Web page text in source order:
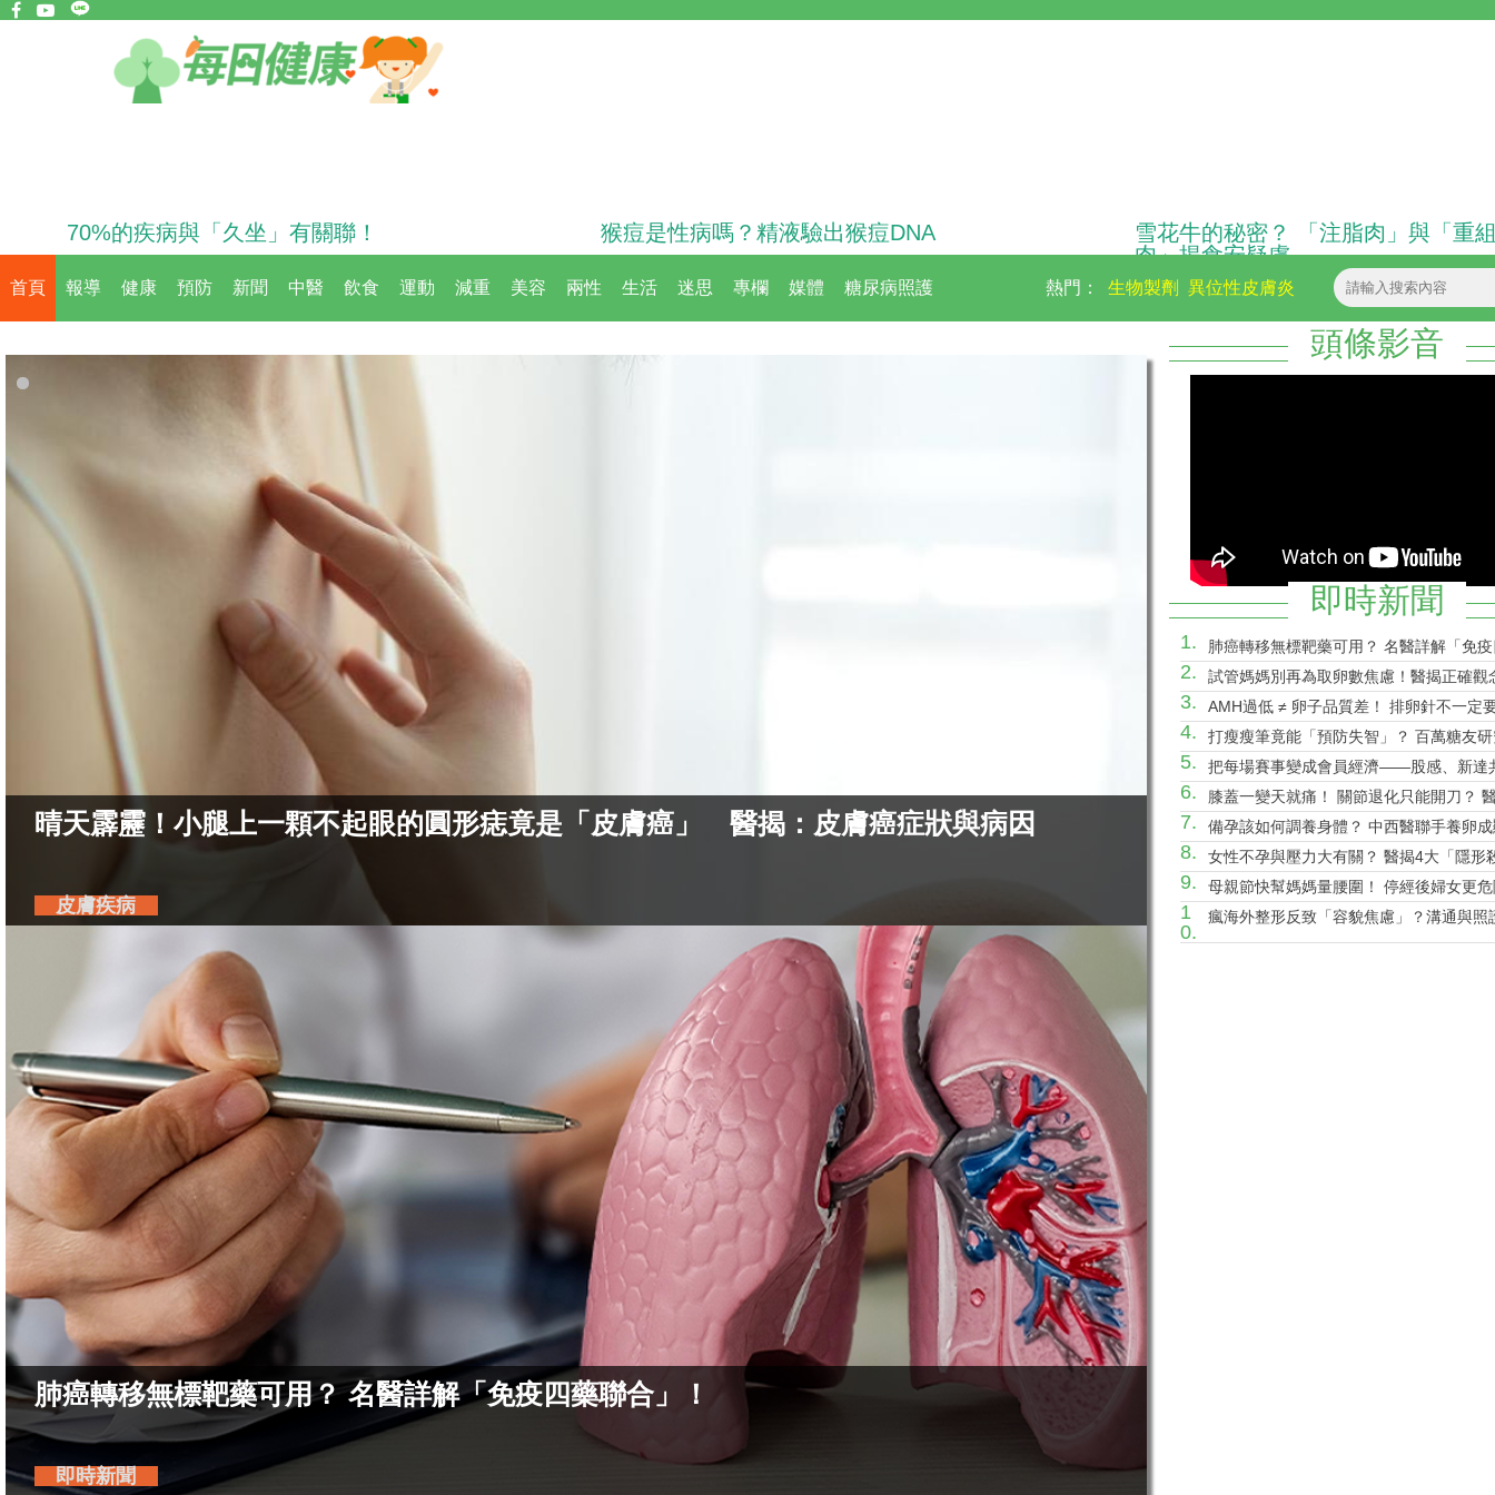
70%的疾病與「久坐」有關聯！ 猴痘是性病嗎？精液驗出猴痘DNA
雪花牛的秘密？ 「注脂肉」與「重
肉」揭食安疑慮
首頁 報導 健康 預防 新聞 中醫 飲食 運動 減重 美容 兩性 生活 迷思 專欄 媒體 糖尿病照護 異位性皮膚炎
生物製劑
熱門：
晴天霹靂！小腿上一顆不起眼的圓形痣竟是「皮膚癌」 醫揭：皮膚癌症狀與病因
皮膚疾病
肺癌轉移無標靶藥可用？ 名醫詳解「免疫四藥聯合」！
即時新聞
頭條影音
即時新聞
1.
肺癌轉移無標靶藥可用？ 名醫詳解「免
合」！
2.
試管媽媽別再為取卵數焦慮！醫揭正確觀
率、活產率比任何數據都重要
3.
AMH過低 ≠ 卵子品質差！ 排卵針不一定
量？ 醫揭「聯合刺激法」翻轉卵子品質
4.
打瘦瘦筆竟能「預防失智」？ 百萬糖友
utide降阿茲海默風險最高7成，醫揭關鍵
5.
把每場賽事變成會員經濟——股感、新達
資 RaceGo 競賽咖，搶攻運動賽事第一
6.
膝蓋一變天就痛！ 關節退化只能開刀？
術」治療選擇：更適合長者族群
7.
備孕該如何調養身體？ 中西醫聯手養卵
真相：這「1類主食」千萬別戒
8.
女性不孕與壓力大有關？ 醫揭4大「隱形
媳問題竟非主因
9.
母親節快幫媽媽量腰圍！ 停經後婦女更
「1疾病」風險恐翻倍
1
0.
瘋海外整形反致「容貌焦慮」？溝通與照
許英哲揭：還有「這些風險」！